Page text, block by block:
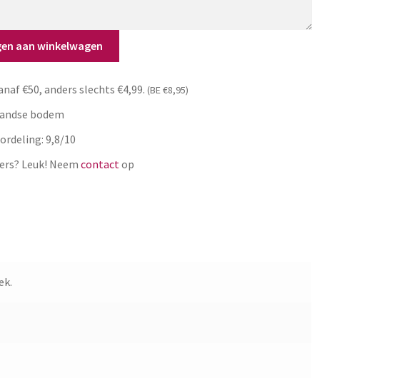
aan winkelwagen
€50, anders slechts €4,99. (BE €8,95)
bodem
9,8/10
Leuk! Neem contactop